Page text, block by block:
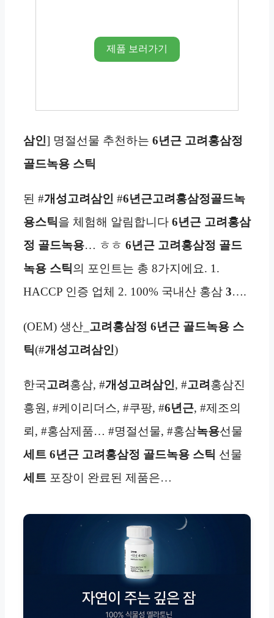
제품 보러가기
삼인] 명절선물 추천하는 6년근 고려홍삼정
골드녹용 스틱
된 #개성고려삼인 #6년근고려홍삼정골드녹
용스틱 을 체험해 알림합니다 6년근 고려홍삼
정 골드녹용… ㅎㅎ 6년근 고려홍삼정 골드
녹용 스틱 의 포인트는 총 8가지에요. 1.
HACCP 인증 업체 2. 100% 국내산 홍삼 3….
(OEM) 생산_ 고려홍삼정 6년근 골드녹용 스
틱(#개성고려삼인)
한국고려 홍삼, #개성고려삼인, #고려 홍삼진
흥원, #케이리더스, #쿠팡, #6년근, #제조의
뢰, #홍삼제품… #명절선물, #홍삼녹용선물
세트 6년근 고려홍삼정 골드녹용 스틱 선물
세트 포장이 완료된 제품은…